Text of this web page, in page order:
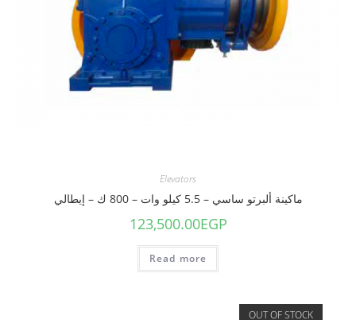
Elevators
ماكينة ألبرتو ساسي – 5.5 كيلو وات – 800 ك – إيطالي
123,500.00EGP
Read more
OUT OF STOCK